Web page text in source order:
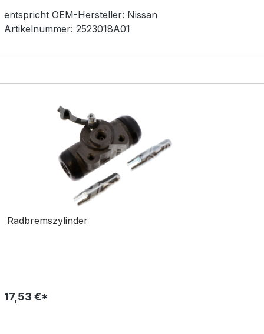
entspricht OEM-Hersteller: Nissan
Artikelnummer: 2523018A01
Radbremszylinder
17,53 €*